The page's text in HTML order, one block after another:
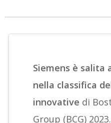
Siemens è salita
nella classifica
innovative di
Group (BCG) 2023.